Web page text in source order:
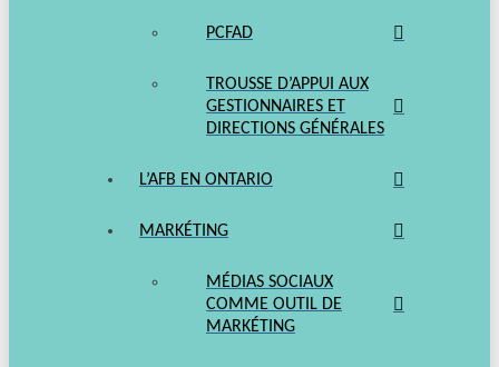
PCFAD
TROUSSE D’APPUI AUX
GESTIONNAIRES ET
DIRECTIONS GÉNÉRALES
L’AFB EN ONTARIO
MARKÉTING
MÉDIAS SOCIAUX
COMME OUTIL DE
MARKÉTING